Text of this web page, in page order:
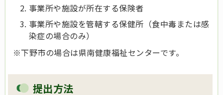
事業所や施設が所在する保険者
事業所や施設を管轄する保健所（食中毒または感
染症の場合のみ）
※下野市の場合は県南健康福祉センターです。
提出方法